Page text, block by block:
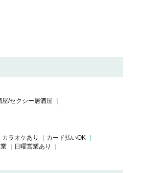
屋/セクシー居酒屋
カラオケあり
カード払いOK
日曜営業あり